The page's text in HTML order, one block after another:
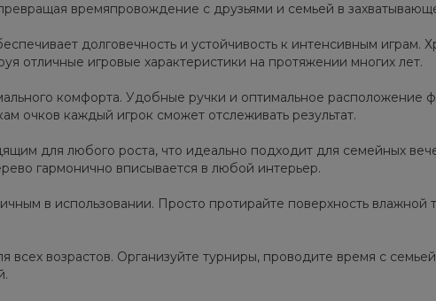
времяпровождение с друзьями и семьей в
долговечность и устойчивость к интенсивным
отличные игровые характеристики на протяжении многих лет.
комфорта. Удобные ручки и оптимальное расположение
очков каждый игрок сможет отслеживать результат.
для любого роста, что идеально подходит для семейных
гармонично вписывается в любой интерьер.
в использовании. Просто протирайте поверхность
возрастов. Организуйте турниры, проводите время с